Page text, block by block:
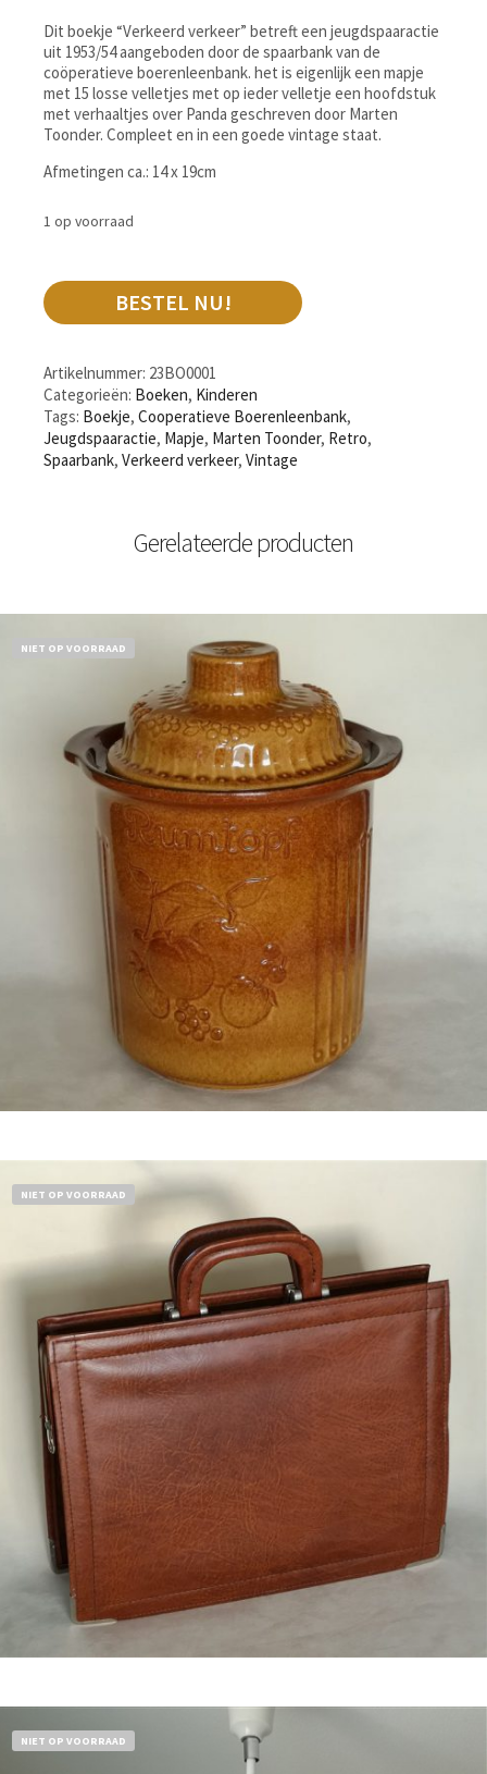
Dit boekje “Verkeerd verkeer” betreft een jeugdspaaractie
uit 1953/54 aangeboden door de spaarbank van de
coöperatieve boerenleenbank. het is eigenlijk een mapje
met 15 losse velletjes met op ieder velletje een hoofdstuk
met verhaaltjes over Panda geschreven door Marten
Toonder. Compleet en in een goede vintage staat.
Afmetingen ca.: 14 x 19cm
1 op voorraad
BESTEL NU!
Artikelnummer: 23BO0001
Categorieën: Boeken, Kinderen
Tags: Boekje, Cooperatieve Boerenleenbank,
Jeugdspaaractie, Mapje, Marten Toonder, Retro,
Spaarbank, Verkeerd verkeer, Vintage
Gerelateerde producten
NIET OP VOORRAAD
NIET OP VOORRAAD
NIET OP VOORRAAD